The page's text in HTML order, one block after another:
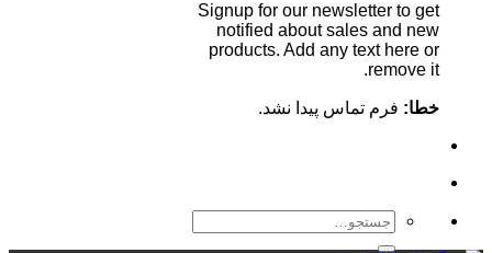
Signup for our newsletter to get
notified about sales and new
products. Add any text here or
remove it.
خطا: فرم تماس پیدا نشد.
جستجو
برای: